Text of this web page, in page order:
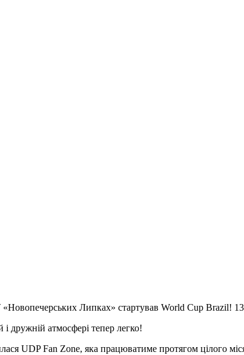
Липках» стартував World Cup Brazil!
дружній атмосфері тепер легко!
UDP Fan Zone, яка працюватиме протягом цілого